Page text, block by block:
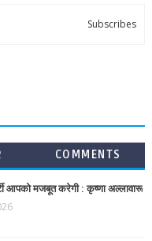
Subscribes
COMMENTS
आपको मजबूत करेगी : कृष्णा अल्लावारू